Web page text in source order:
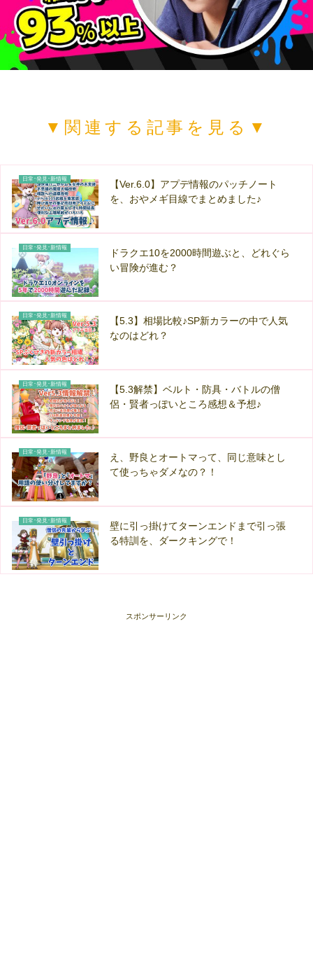
▼関連する記事を見る▼
日常･発見･新情報
【Ver.6.0】アプデ情報のパッチノート
を、おやメギ目線でまとめました♪
日常･発見･新情報
ドラクエ10を2000時間遊ぶと、どれぐら
い冒険が進む？
日常･発見･新情報
【5.3】相場比較♪SP新カラーの中で人気
なのはどれ？
日常･発見･新情報
【5.3解禁】ベルト・防具・バトルの僧
侶・賢者っぽいところ感想＆予想♪
日常･発見･新情報
え、野良とオートマって、同じ意味とし
て使っちゃダメなの？！
日常･発見･新情報
壁に引っ掛けてターンエンドまで引っ張
る特訓を、ダークキングで！
スポンサーリンク